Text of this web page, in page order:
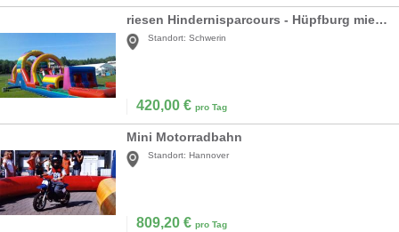
riesen Hindernisparcours - Hüpfburg mieten
Standort: Schwerin
420,00 € pro Tag
Mini Motorradbahn
Standort: Hannover
809,20 € pro Tag